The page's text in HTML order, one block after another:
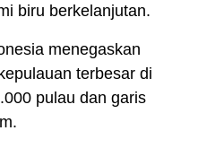
biru berkelanjutan.
menegaskan
terbesar di
pulau dan garis